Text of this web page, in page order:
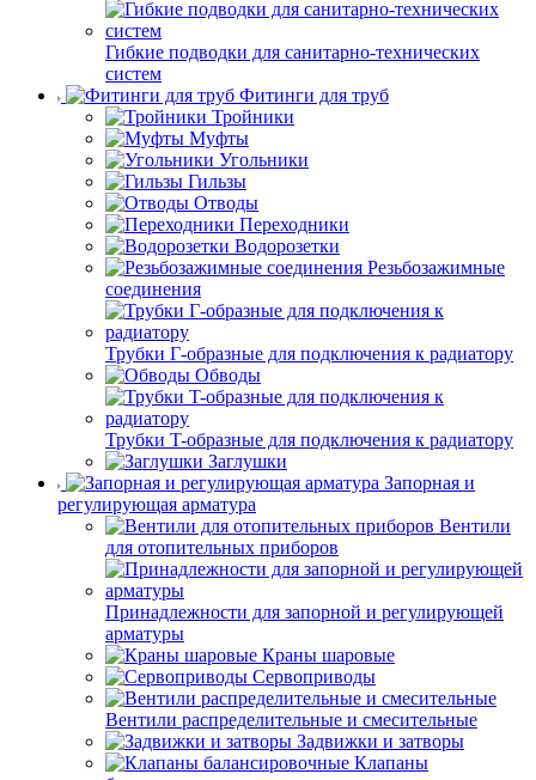
Гибкие подводки для санитарно-технических
систем
Фитинги для труб
Тройники
Муфты
Угольники
Гильзы
Отводы
Переходники
Водорозетки
Резьбозажимные
соединения
Трубки Г-образные для подключения к радиатору
Обводы
Трубки T-образные для подключения к радиатору
Заглушки
Запорная и
регулирующая арматура
Вентили
для отопительных приборов
Принадлежности для запорной и регулирующей
арматуры
Краны шаровые
Сервоприводы
Вентили распределительные и смесительные
Задвижки и затворы
Клапаны